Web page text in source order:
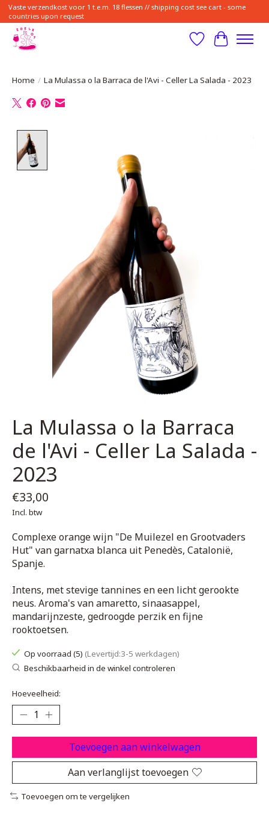
Vaste verzendkost voor 1 t.e.m. 18 flessen // shipping cost see cart - some
countries upon request
Verlanglijst
Home / La Mulassa o la Barraca de l'Avi - Celler La Salada - 2023
La Mulassa o la Barraca
de l'Avi - Celler La Salada -
2023
€33,00
Incl. btw
Complexe orange wijn "De Muilezel en Grootvaders
Hut" van garnatxa blanca uit Penedès, Catalonië,
Spanje.
Intens, met stevige tannines en een licht gerookte
neus. Aroma's van amaretto, sinaasappel,
mandarijnzeste, gedroogde perzik en fijne
rooktoetsen.
Op voorraad (5) (Levertijd:3-5 werkdagen)
Beschikbaarheid in de winkel controleren
Hoeveelheid:
Toevoegen aan winkelwagen
Aan verlanglijst toevoegen
Toevoegen om te vergelijken